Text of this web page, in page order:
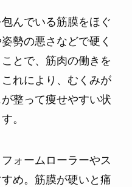
んでいる筋膜をほぐ
勢の悪さなどで硬く
とで、筋肉の働きを
れにより、むくみが
整って痩せやすい状
。
ォームローラーやス
め。筋膜が硬いと痛